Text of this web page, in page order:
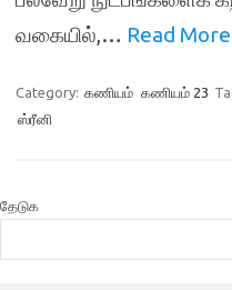
வகையில்,… Read
Category: கணியம் கணியம் 23
ஸ்ரீனி
தேடுக